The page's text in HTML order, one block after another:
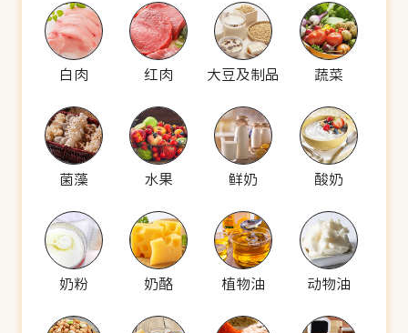
白肉 红肉 大豆及制品 蔬菜
菌藻 水果 鲜奶 酸奶
奶粉 奶酪 植物油 动物油